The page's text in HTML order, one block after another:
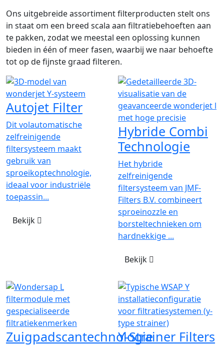
Ons uitgebreide assortiment filterproducten stelt ons
in staat om een breed scala aan filtratiebehoeften aan
te pakken, zodat we meestal een oplossing kunnen
bieden in één of meer fasen, waarbij we naar behoefte
tot op de fijnste graad filteren.
Autojet Filter
Dit volautomatische
zelfreinigende
filtersysteem maakt
gebruik van
sproeikoptechnologie,
ideaal voor industriële
toepassin...
Bekijk
Hybride Combi
Technologie
Het hybride
zelfreinigende
filtersysteem van JMF-
Filters B.V. combineert
sproeinozzle en
borsteltechnieken om
hardnekkige ...
Bekijk
ZuigpadscantechnologieY-Strainer Filters